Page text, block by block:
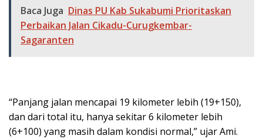
Baca Juga Dinas PU Kab Sukabumi Prioritaskan
Perbaikan Jalan Cikadu-Curugkembar-
Sagaranten
“Panjang jalan mencapai 19 kilometer lebih (19+150),
dan dari total itu, hanya sekitar 6 kilometer lebih
(6+100) yang masih dalam kondisi normal,” ujar Ami.